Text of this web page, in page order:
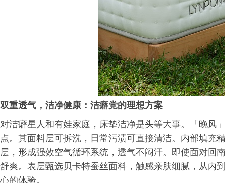
双重透气，洁净健康：洁癖党的理想方案
对洁癖星人和有娃家庭，床垫洁净是头等大事。「晚风
点。其面料层可拆洗，日常污渍可直接清洁。内部填充
层，形成强效空气循环系统，透气不闷汗。即使面对回
舒爽。表层甄选贝卡特蚕丝面料，触感亲肤细腻，从内
心的体验。